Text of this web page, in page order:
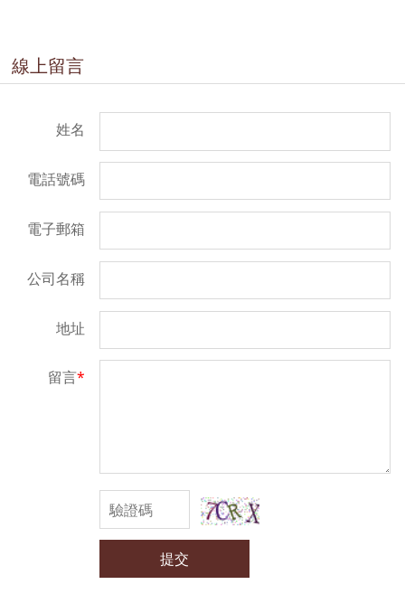
線上留言
姓名
電話號碼
電子郵箱
公司名稱
地址
留言*
提交